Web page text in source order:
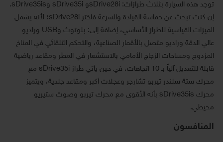
توجد هذه السيارة بثلاث طرازات: sDrive28iو sDrive35i وsDrive35is.
إن كنت تبحث عن حماسة القيادة والسرعة فاختر sDrive28i؛ لأنه يشمل
الميزات القياسية للطراز الأساسي، إضافة إلى: بلوتوث وUSB وراديو
عالي الدقة وراديو متصل بالأقمار الصناعية، والتحكم التلقائي في المناخ
المزدوج ومساحات الزجاج الأمامي بالاستشعار في المطر ومقاعد رياضية
قابلة للتعديل آلياً بـ 10 اتجاهات، في حين يأتي طراز sDrive35i مع
محرك ستة سلندر تيربو تشارجر وعجلات أكبر ومقاعد جلدية، ويتميز
محرك sDrive35is بأنه الأقوى مع محرك تيربو وصوت ستيريو
محيطي.
المنافسون